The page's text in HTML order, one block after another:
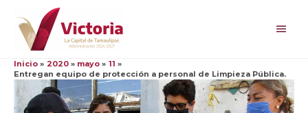
contenido
Inicio 2020 mayo
11
Entregan equipo de protección a personal de Limpieza Pública.